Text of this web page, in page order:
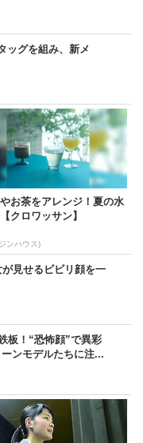
ッグを組み、新メ
お茶をアレンジ！夏の水
クロワッサン】
ンハウス)
見せるビビリ顔を一
板！“恐怖顔”で異彩
ンモデルたちに注...